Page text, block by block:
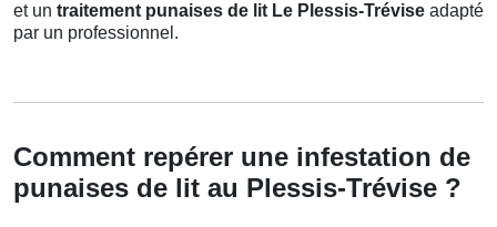
et un traitement punaises de lit Le Plessis-Trévise adapté
par un professionnel.
Comment repérer une infestation de
punaises de lit au Plessis-Trévise ?